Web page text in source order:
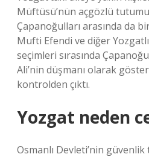
Müftüsü’nün açgözlü
Çapanoğulları arasında da
Mufti Efendi ve diğer
seçimleri sırasında
Ali’nin düşmanı olarak
kontrolden çıktı.
Yozgat neden
Osmanlı Devleti’nin